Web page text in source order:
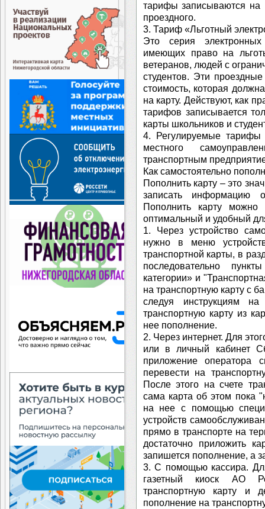
тарифы записываются на
проездного.
3. Тариф «Льготный
Это серия
имеющих право на
ветеранов, людей с
студентов. Эти
стоимость, которая
на карту. Действуют, как
тарифов записывается
карты школьников и
4. Регулируемые тарифы
местного
транспортным
Как самостоятельно
Пополнить карту – это
записать информацию
Пополнить карту
оптимальный и удобный
1. Через устройство
нужно в меню
транспортной карты, в
последовательно
категории» и
на транспортную карту с
следуя инструкциям
транспортную карту из
нее пополнение.
2. Через интернет. Для
или в личный кабинет
приложение оператора
перевести на
После этого на счете
сама карта об этом пока
на нее с помощью
устройств
прямо в транспорте на
достаточно приложить
запишется пополнение, а
3. С помощью кассира.
газетный киоск АО
транспортную карту и
пополнение на